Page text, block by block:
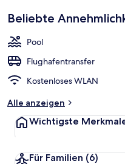
beliebt
b
r
e
Beliebte
Pool
Flughafentransfer
Kostenloses WLAN
Alle anzeigen
Wichtigste
Für Familien (6)